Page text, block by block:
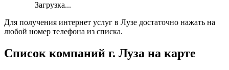
Загрузка...
Для получения интернет услуг в Лузе достаточно нажать на
любой номер телефона из списка.
Список компаний г. Луза на карте